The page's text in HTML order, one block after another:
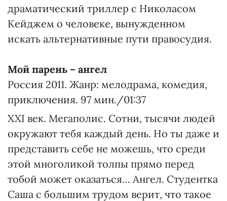
драматический триллер с Николасом
Кейджем о человеке, вынужденном
искать альтернативные пути правосудия.
Мой парень – ангел
Россия 2011. Жанр: мелодрама, комедия,
приключения. 97 мин./01:37
XXI век. Мегаполис. Сотни, тысячи людей
окружают тебя каждый день. Но ты даже и
представить себе не можешь, что среди
этой многоликой толпы прямо перед
тобой может оказаться… Ангел. Студентка
Саша с большим трудом верит, что такое